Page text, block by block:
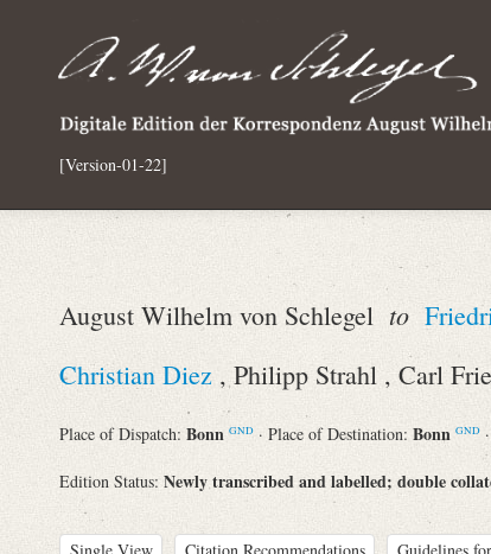
[Version-01-22]
August Wilhelm von Schlegel to
Christian Diez , Philipp Strahl , Carl
Place of Dispatch: Bonn GND · Place of Destination: Bonn GND
Edition Status: Newly transcribed and labelled; double